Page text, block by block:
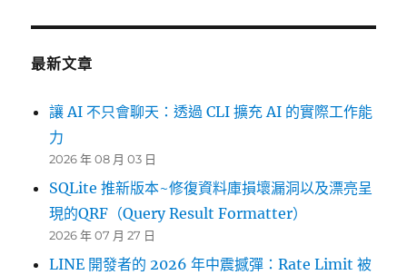
最新文章
讓 AI 不只會聊天：透過 CLI 擴充 AI 的實際工作能
力
2026 年 08 月 03 日
SQLite 推新版本~修復資料庫損壞漏洞以及漂亮呈
現的QRF（Query Result Formatter）
2026 年 07 月 27 日
LINE 開發者的 2026 年中震撼彈：Rate Limit 被